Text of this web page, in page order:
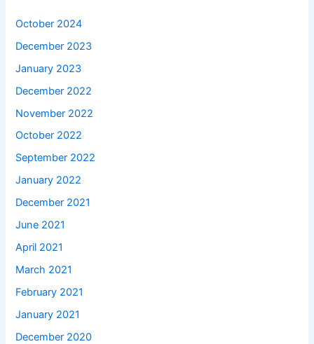
October 2024
December 2023
January 2023
December 2022
November 2022
October 2022
September 2022
January 2022
December 2021
June 2021
April 2021
March 2021
February 2021
January 2021
December 2020